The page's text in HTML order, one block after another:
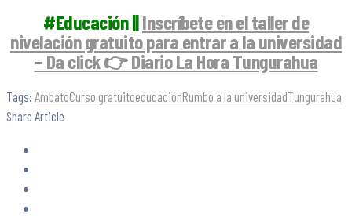
#Educación ||Inscríbete en el taller de
nivelación gratuito para entrar a la universidad
– Da click 👉 Diario La Hora Tungurahua
Tags: AmbatoCurso gratuitoeducaciónRumbo a la universidadTungurahua
Share Article